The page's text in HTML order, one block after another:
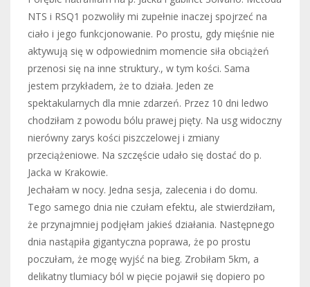
NTS i RSQ1 pozwoliły mi zupełnie inaczej spojrzeć na
ciało i jego funkcjonowanie. Po prostu, gdy mięśnie nie
aktywują się w odpowiednim momencie siła obciążeń
przenosi się na inne struktury., w tym kości. Sama
jestem przykładem, że to działa. Jeden ze
spektakularnych dla mnie zdarzeń. Przez 10 dni ledwo
chodziłam z powodu bólu prawej pięty. Na usg widoczny
nierówny zarys kości piszczelowej i zmiany
przeciążeniowe. Na szczęście udało się dostać do p.
Jacka w Krakowie..
Jechałam w nocy. Jedna sesja, zalecenia i do domu.
Tego samego dnia nie czułam efektu, ale stwierdziłam,
że przynajmniej podjęłam jakieś działania. Następnego
dnia nastąpiła gigantyczna poprawa, że po prostu
poczułam, że mogę wyjść na bieg. Zrobiłam 5km, a
delikatny tlumiacy ból w pięcie pojawił się dopiero po